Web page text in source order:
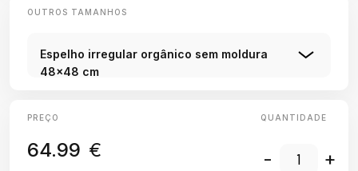
OUTROS TAMANHOS
Espelho irregular orgânico sem moldura
48x48 cm
PREÇO
64.99 €
QUANTIDADE
- +